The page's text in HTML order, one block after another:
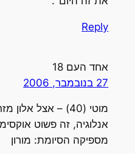
Reply
אחד העם 18
27 בנובמבר, 2006
מוטי (40) – אצל
אנלוגיה, זה פשוט
מספיקה הסיומת: מורון